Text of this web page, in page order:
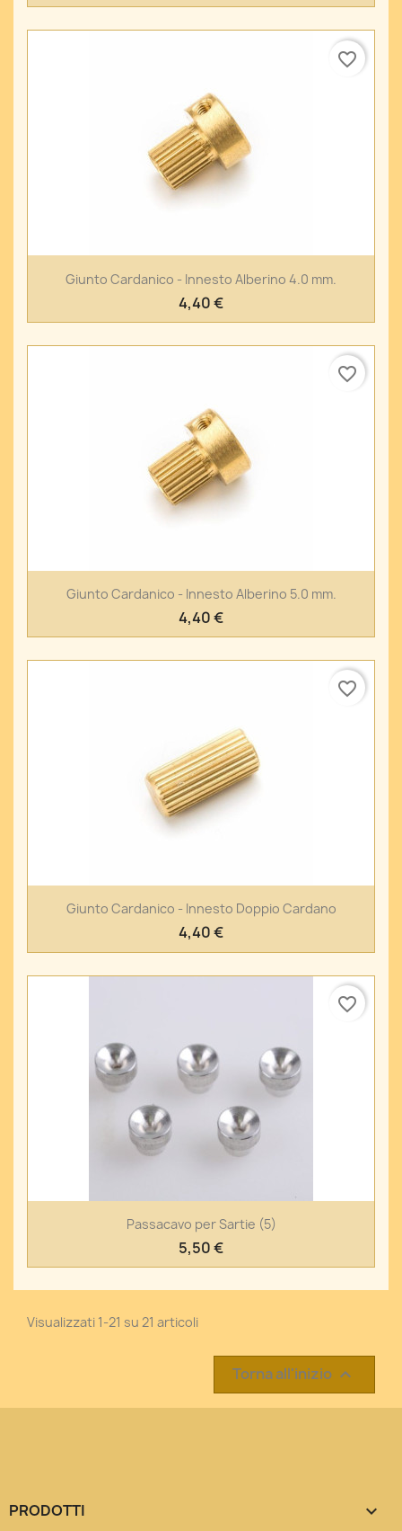
Giunto Cardanico - Innesto Alberino 4.0 mm.
4,40 €
favorite_border
Giunto Cardanico - Innesto Alberino 5.0 mm.
4,40 €
favorite_border
Giunto Cardanico - Innesto Doppio Cardano
4,40 €
favorite_border
Passacavo per Sartie (5)
5,50 €
favorite_border
Visualizzati 1-21 su 21 articoli
Torna all'inizio 
PRODOTTI 